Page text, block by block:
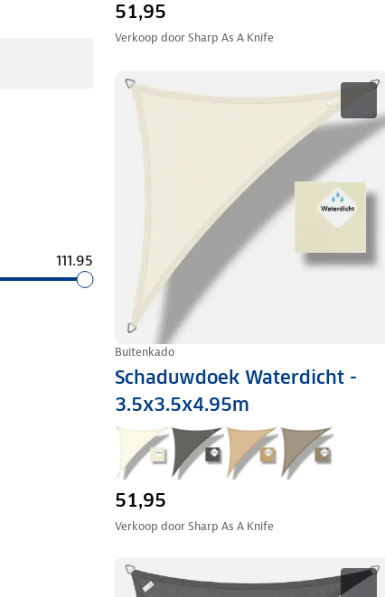
111.95
51,95
Verkoop doorSharp As A Knife
Buitenkado
Schaduwdoek Waterdicht -
3.5x3.5x4.95m
51,95
Verkoop doorSharp As A Knife